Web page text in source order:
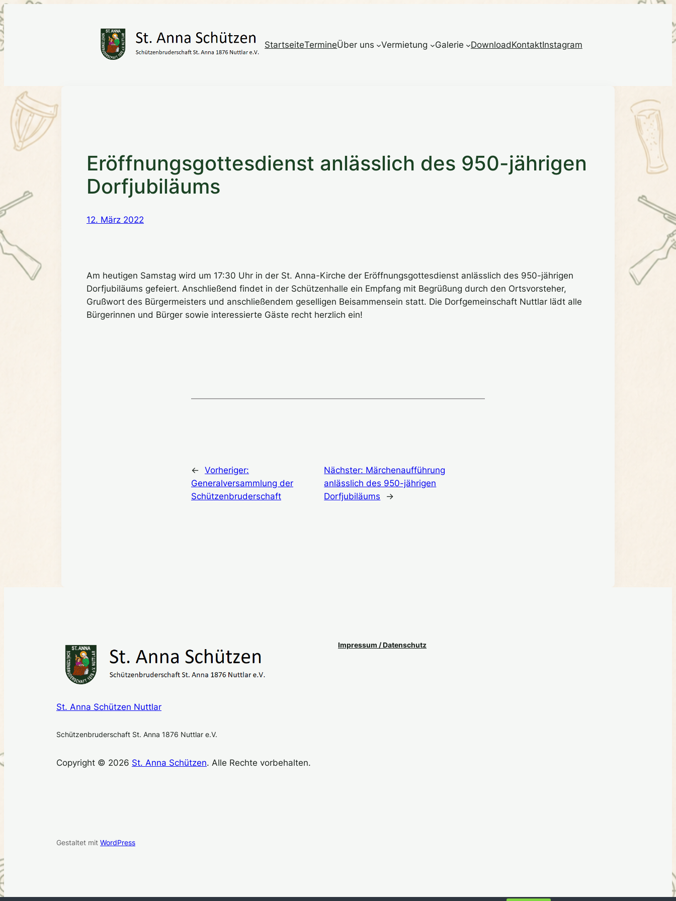
Zum
Inhalt
springen
StartseiteTermineÜber uns Vermietung Galerie DownloadKontaktInstagram
Eröffnungsgottesdienst anlässlich des 950-jährigen
Dorfjubiläums
12. März 2022
Am heutigen Samstag wird um 17:30 Uhr in der St. Anna-Kirche der Eröffnungsgottesdienst anlässlich des 950-jährigen
Dorfjubiläums gefeiert. Anschließend findet in der Schützenhalle ein Empfang mit Begrüßung durch den Ortsvorsteher,
Grußwort des Bürgermeisters und anschließendem geselligen Beisammensein statt. Die Dorfgemeinschaft Nuttlar lädt alle
Bürgerinnen und Bürger sowie interessierte Gäste recht herzlich ein!
← Vorheriger:
Generalversammlung der
Schützenbruderschaft
Nächster: Märchenaufführung
anlässlich des 950-jährigen
Dorfjubiläums
→
St. Anna Schützen Nuttlar
Schützenbruderschaft St. Anna 1876 Nuttlar e.V.
Copyright © 2026 St. Anna Schützen. Alle Rechte vorbehalten.
Impressum / Datenschutz
Gestaltet mit WordPress